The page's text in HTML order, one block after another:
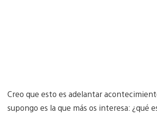
Creo que esto es adelantar
supongo es la que más os interesa: ¿qué